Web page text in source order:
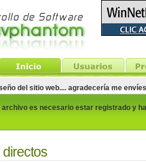
del sitio web.... agradecería me
es necesario estar registrado y